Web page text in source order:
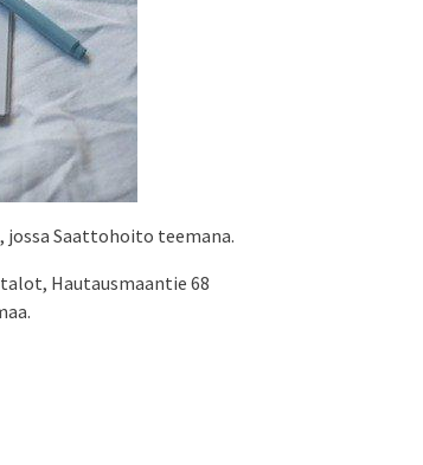
jossa Saattohoito teemana.
Hautausmaantie 68